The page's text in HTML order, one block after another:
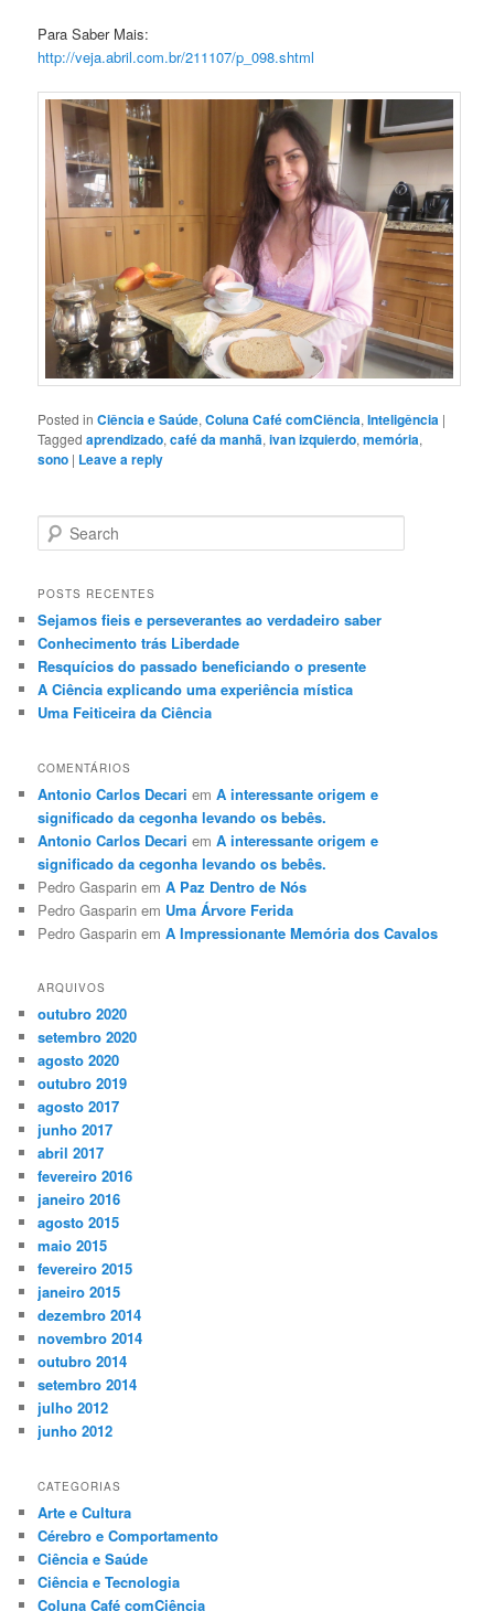
Para Saber Mais:
http://veja.abril.com.br/211107/p_098.shtml
Posted in Ciência e Saúde,Coluna Café comCiência,Inteligência |
Tagged aprendizado,café da manhã,ivan izquierdo,memória,
sono | Leave a reply
Search
POSTS RECENTES
Sejamos fieis e perseverantes ao verdadeiro saber
Conhecimento trás Liberdade
Resquícios do passado beneficiando o presente
A Ciência explicando uma experiência mística
Uma Feiticeira da Ciência
COMENTÁRIOS
Antonio Carlos Decari emA interessante origem e
significado da cegonha levando os bebês.
Antonio Carlos Decari emA interessante origem e
significado da cegonha levando os bebês.
Pedro Gasparin emA Paz Dentro de Nós
Pedro Gasparin em Uma Árvore Ferida
Pedro Gasparin emA Impressionante Memória dos Cavalos
ARQUIVOS
outubro 2020
setembro 2020
agosto 2020
outubro 2019
agosto 2017
junho 2017
abril 2017
fevereiro 2016
janeiro 2016
agosto 2015
maio 2015
fevereiro 2015
janeiro 2015
dezembro 2014
novembro 2014
outubro 2014
setembro 2014
julho 2012
junho 2012
CATEGORIAS
Arte e Cultura
Cérebro e Comportamento
Ciência e Saúde
Ciência e Tecnologia
Coluna Café comCiência